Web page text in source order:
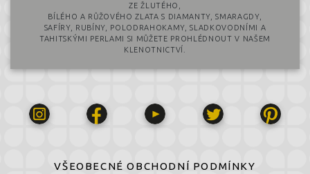
ZE ŽLUTÉHO,
BÍLÉHO A RŮŽOVÉHO ZLATA S DIAMANTY, SMARAGDY,
SAFÍRY, RUBÍNY, POLODRAHOKAMY, SLADKOVODNÍMI A
TAHITSKÝMI PERLAMI SI MŮŽETE PROHLÉDNOUT V NAŠEM
KLENOTNICTVÍ.
VŠEOBECNÉ OBCHODNÍ PODMÍNKY